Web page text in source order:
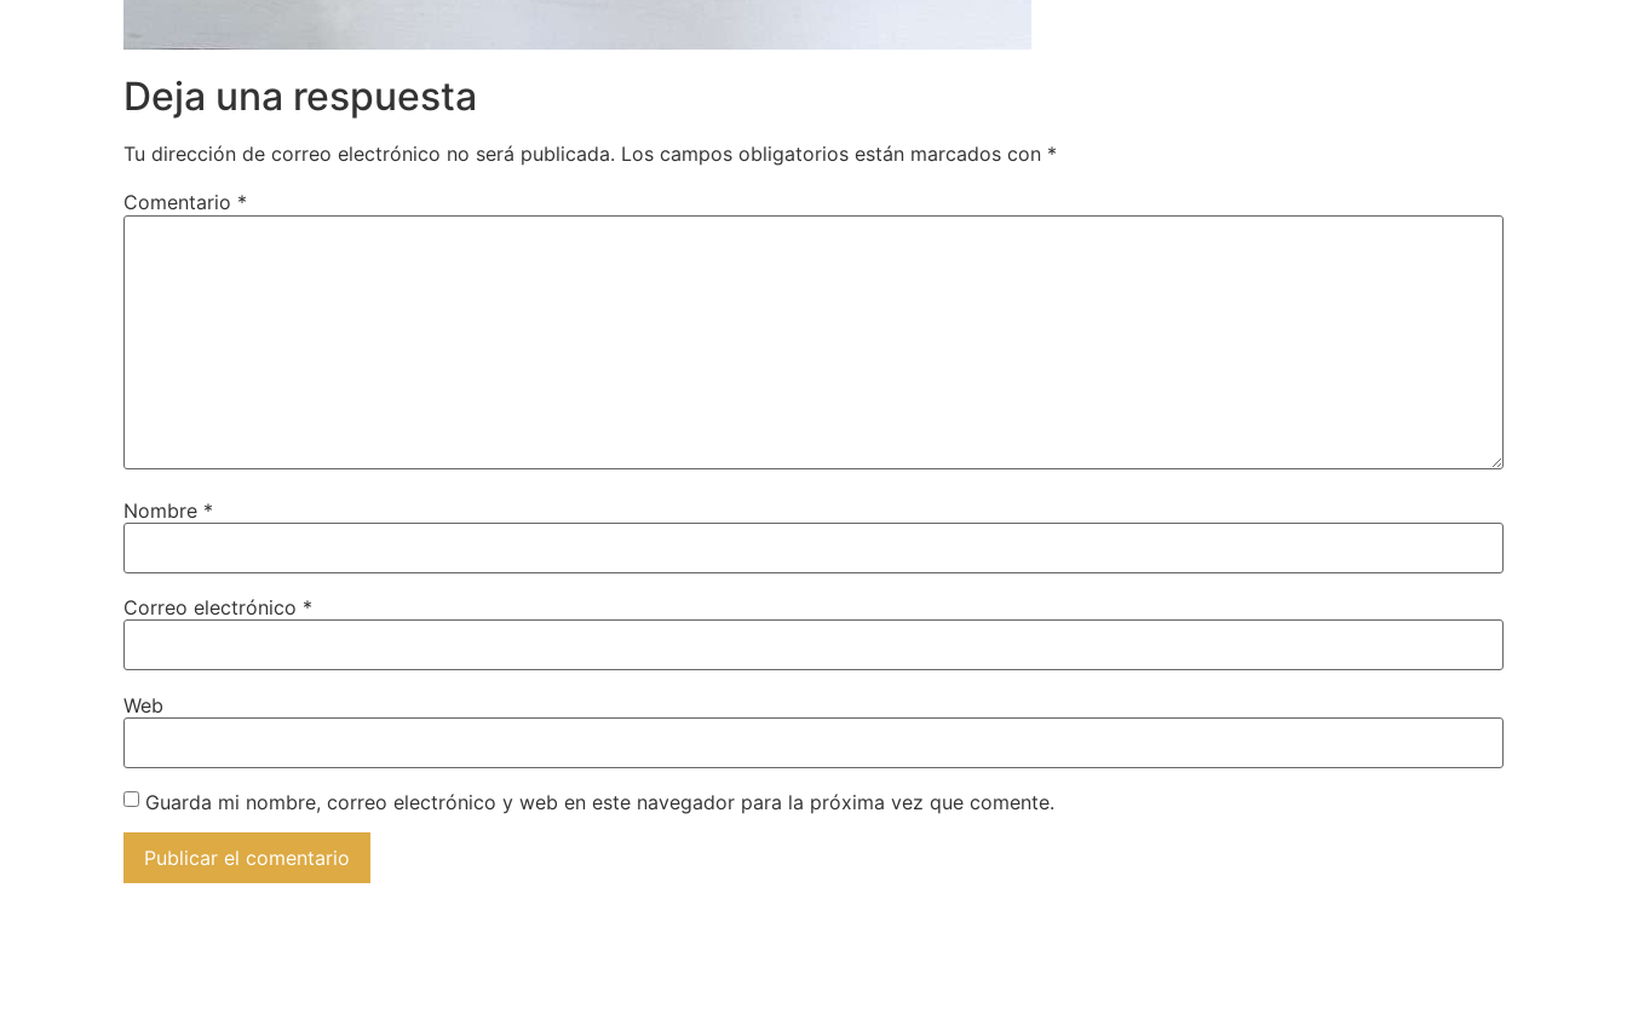
Deja una respuesta
Tu dirección de correo electrónico no será publicada. Los campos obligatorios están marcados con *
Comentario *
Nombre *
Correo electrónico *
Web
Guarda mi nombre, correo electrónico y web en este navegador para la próxima vez que comente.